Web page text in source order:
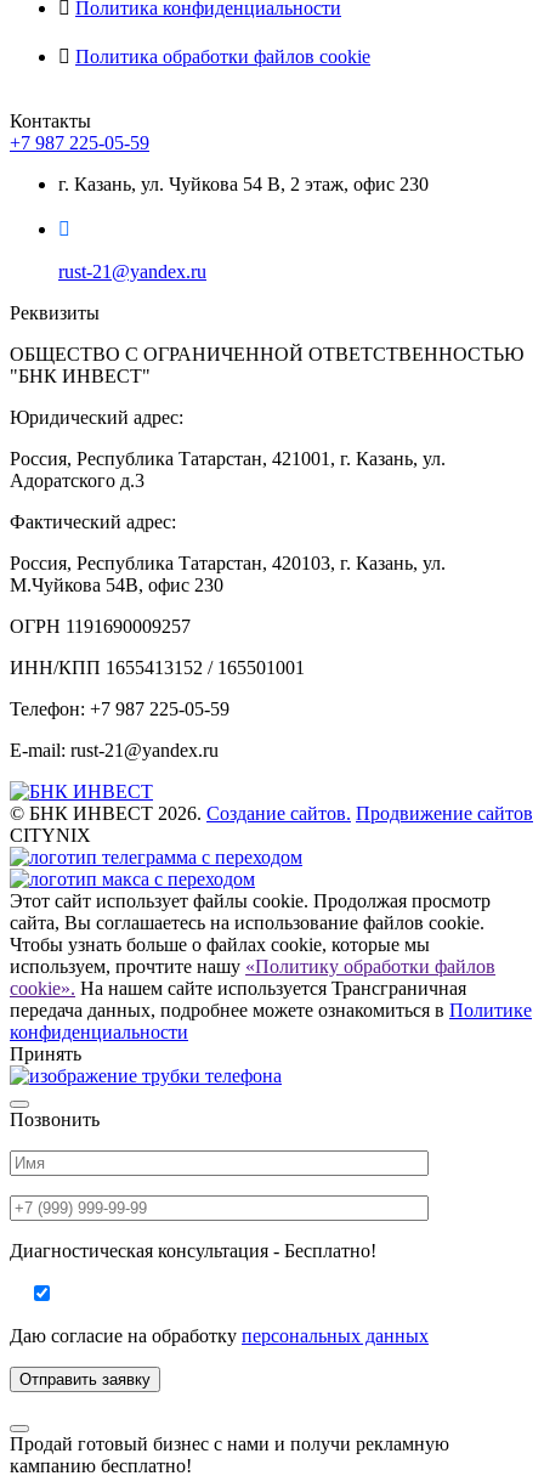
Политика конфиденциальности
Политика обработки файлов cookie
Контакты
+7 987 225-05-59
г. Казань, ул. Чуйкова 54 В, 2 этаж, офис 230
rust-21@yandex.ru
Реквизиты
ОБЩЕСТВО С ОГРАНИЧЕННОЙ ОТВЕТСТВЕННОСТЬЮ
"БНК ИНВЕСТ"
Юридический адрес:
Россия, Республика Татарстан, 421001, г. Казань, ул.
Адоратского д.3
Фактический адрес:
Россия, Республика Татарстан, 420103, г. Казань, ул.
М.Чуйкова 54В, офис 230
ОГРН 1191690009257
ИНН/КПП 1655413152 / 165501001
Телефон: +7 987 225-05-59
E-mail: rust-21@yandex.ru
© БНК ИНВЕСТ 2026. Создание сайтов. Продвижение сайтов
CITYNIX
Этот сайт использует файлы cookie. Продолжая просмотр
сайта, Вы соглашаетесь на использование файлов cookie.
Чтобы узнать больше о файлах cookie, которые мы
используем, прочтите нашу «Политику обработки файлов
cookie». На нашем сайте используется Трансграничная
передача данных, подробнее можете ознакомиться в Политике
конфиденциальности
Принять
Позвонить
Диагностическая консультация - Бесплатно!
Даю согласие на обработку персональных данных
Продай готовый бизнес с нами и получи рекламную
кампанию бесплатно!